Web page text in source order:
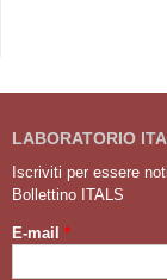
LABORATORIO
Iscriviti per essere
Bollettino ITALS
E-mail *